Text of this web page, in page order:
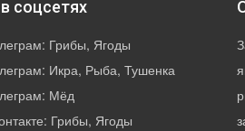
соцсетях
Грибы, Ягоды
Икра, Рыба, Тушенка
Мёд
Грибы, Ягоды